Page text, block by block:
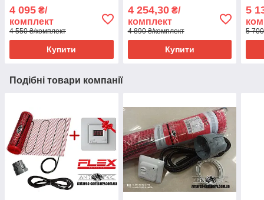
4 095 ₴/
комплект
4 550 ₴/комплект
Купити
4 254,30₴/
комплект
4 890 ₴/комплект
Купити
5
5
Подібні товари компанії